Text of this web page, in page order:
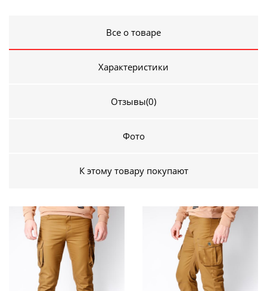
Все о товаре
Характеристики
Отзывы(0)
Фото
К этому товару покупают